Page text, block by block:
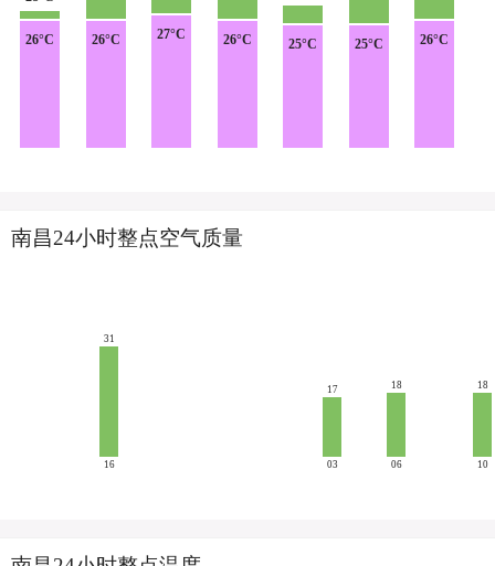
26°C 26°C 27°C 26°C 25°C 25°C 26°C
南昌24小时整点空气质量
31
16
17
03
18
06
18
10